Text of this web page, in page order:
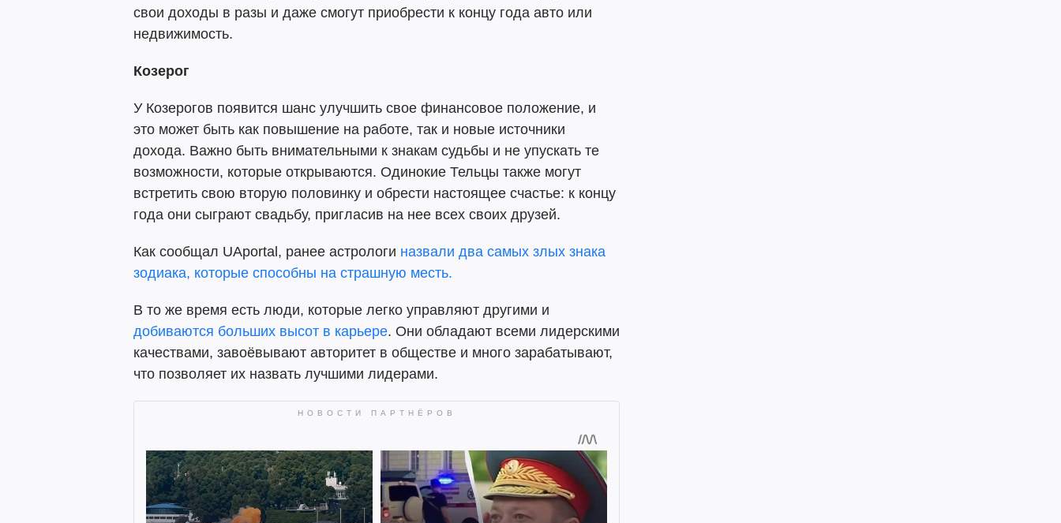
свои доходы в разы и даже смогут приобрести к концу года авто или
недвижимость.
Козерог
У Козерогов появится шанс улучшить свое финансовое положение, и
это может быть как повышение на работе, так и новые источники
дохода. Важно быть внимательными к знакам судьбы и не упускать те
возможности, которые открываются. Одинокие Тельцы также могут
встретить свою вторую половинку и обрести настоящее счастье: к концу
года они сыграют свадьбу, пригласив на нее всех своих друзей.
Как сообщал UAportal, ранее астрологи назвали два самых злых знака
зодиака, которые способны на страшную месть.
В то же время есть люди, которые легко управляют другими и
добиваются больших высот в карьере. Они обладают всеми лидерскими
качествами, завоёвывают авторитет в обществе и много зарабатывают,
что позволяет их назвать лучшими лидерами.